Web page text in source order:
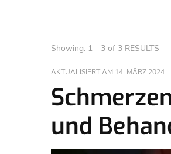
Showing: 1 - 3 of 3 RESULTS
AKTUALISIERT AM 14. MÄRZ 2024
und